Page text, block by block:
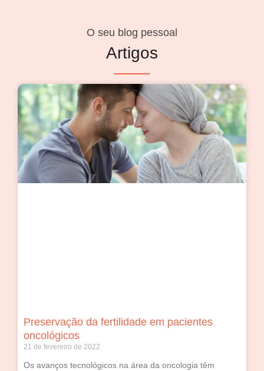
O seu blog pessoal
Artigos
Preservação da fertilidade em pacientes
oncológicos
21 de fevereiro de 2022
Os avanços tecnológicos na área da oncologia têm